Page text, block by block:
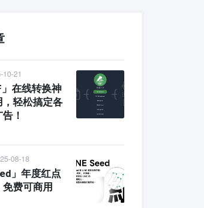
10-21
」在线转换神
轻松搞定各
！
08-18
」年度红点
费可商用